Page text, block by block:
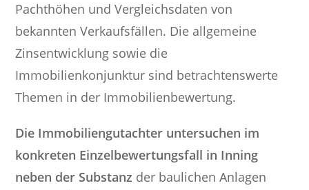
Pachthöhen und Vergleichsdaten von
bekannten Verkaufsfällen. Die allgemeine
Zinsentwicklung sowie die
Immobilienkonjunktur sind betrachtenswerte
Themen in der Immobilienbewertung.
Die Immobiliengutachter untersuchen im
konkreten Einzelbewertungsfall in Inning
neben der Substanz der baulichen Anlagen